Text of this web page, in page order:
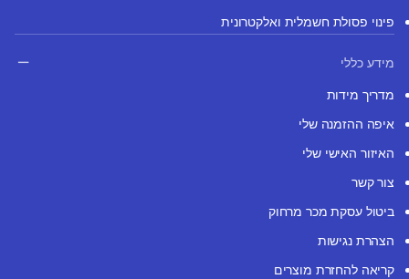
פינוי פסולת חשמלית ואלקטרונית
מידע כללי
מדריך מידות
איפה ההזמנה שלי
האיזור האישי שלי
צור קשר
ביטול עסקת מכר מרחוק
הצהרת נגישות
קריאה להחזרת מוצרים